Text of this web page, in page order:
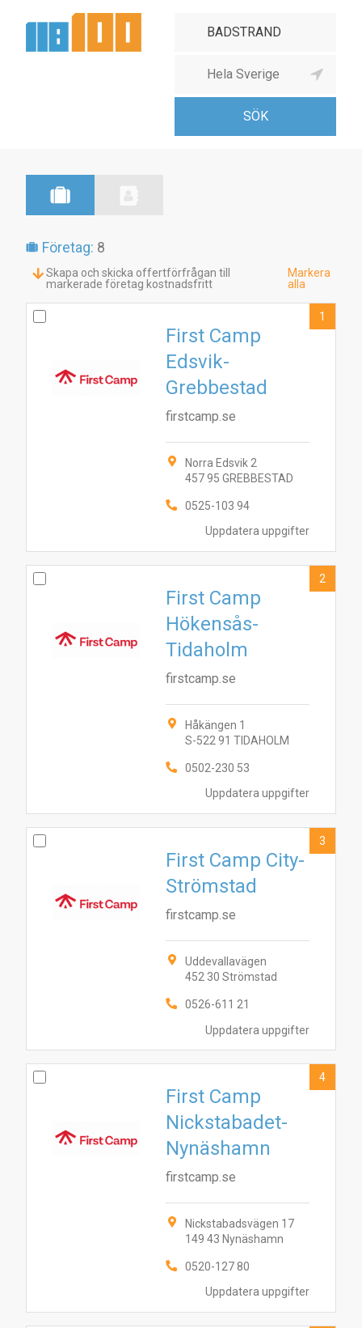
Företag: 8
Skapa och skicka offertförfrågan till
markerade företag kostnadsfritt
Markera
alla
Uppdatera uppgifter
First Camp
Edsvik-
Grebbestad
firstcamp.se
Norra Edsvik 2
457 95 GREBBESTAD
0525-103 94
1
Uppdatera uppgifter
First Camp
Hökensås-
Tidaholm
firstcamp.se
Håkängen 1
S-522 91 TIDAHOLM
0502-230 53
2
Uppdatera uppgifter
First Camp City-
Strömstad
firstcamp.se
Uddevallavägen
452 30 Strömstad
0526-611 21
3
Uppdatera uppgifter
First Camp
Nickstabadet-
Nynäshamn
firstcamp.se
Nickstabadsvägen 17
149 43 Nynäshamn
0520-127 80
4